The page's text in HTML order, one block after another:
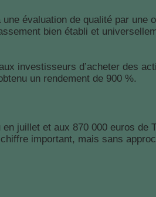
évaluation de qualité par une
bien établi et
investisseurs d’acheter des
un rendement de 900 %.
juillet et aux 870 000 euros de
important, mais sans